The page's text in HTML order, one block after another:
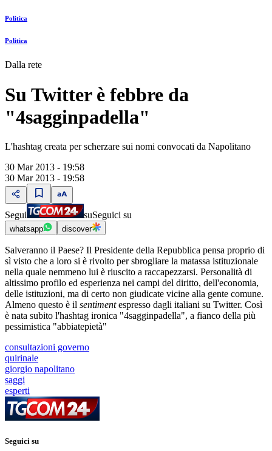
Politica
Politica
Dalla rete
Su Twitter è febbre da
"4sagginpadella"
L'hashtag creata per scherzare sui nomi convocati da Napolitano
30 Mar 2013 - 19:58
30 Mar 2013 - 19:58
Segui suSeguici su
whatsapp discover
Salveranno il Paese? Il Presidente della Repubblica pensa proprio di
sì visto che a loro si è rivolto per sbrogliare la matassa istituzionale
nella quale nemmeno lui è riuscito a raccapezzarsi. Personalità di
altissimo profilo ed esperienza nei campi del diritto, dell'economia,
delle istituzioni, ma di certo non giudicate vicine alla gente comune.
Almeno questo è il sentimentespresso dagli italiani su Twitter. Così
è nata subito l'hashtag ironica "4sagginpadella", a fianco della più
pessimistica "abbiatepietà"
consultazioni governo
quirinale
giorgio napolitano
saggi
esperti
Seguici su